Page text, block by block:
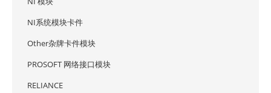
NI系统模块卡件
Other杂牌卡件模块
PROSOFT 网络接口模块
RELIANCE